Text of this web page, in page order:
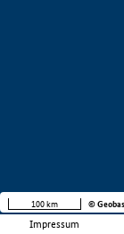
Impressum
100 km ©